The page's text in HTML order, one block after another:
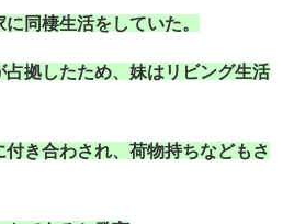
同棲生活をしていた。
占拠したため、妹はリビング生活
付き合わされ、荷物持ちなどもさ